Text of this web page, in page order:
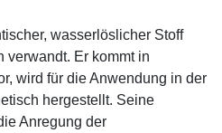
wasserlöslicher Stoff
verwandt. Er kommt in
wird für die Anwendung in der
hergestellt. Seine
Anregung der